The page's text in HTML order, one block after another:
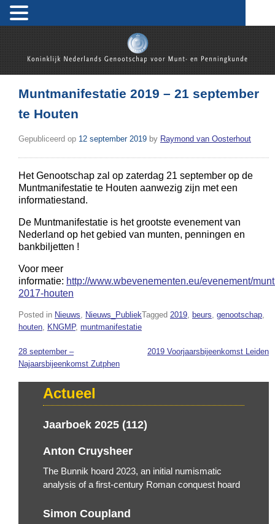
Koninklijk Nederlands Genootschap voor Munt- en
Muntmanifestatie 2019 – 21 september
te Houten
Gepubliceerd op 12 september 2019 by Raymond van Oosterhout
Het Genootschap zal op zaterdag 21 september op de
Muntmanifestatie te Houten aanwezig zijn met een
informatiestand.
De Muntmanifestatie is het grootste evenement van
Nederland op het gebied van munten, penningen en
bankbiljetten !
Voor meer
informatie: http://www.wbevenementen.eu/evenement/
2017-houten
Posted in Nieuws, Nieuws_PubliekTagged 2019, beurs, genootschap,
houten, KNGMP, muntmanifestatie
Bericht
navigatie
28 september –
Najaarsbijeenkomst Zutphen
2019 Voorjaarsbijeenkomst Leiden
Actueel
Jaarboek 2025 (112)
Anton Cruysheer
The Bunnik hoard 2023, an initial numismatic
analysis of a first-century Roman conquest hoard
Simon Coupland